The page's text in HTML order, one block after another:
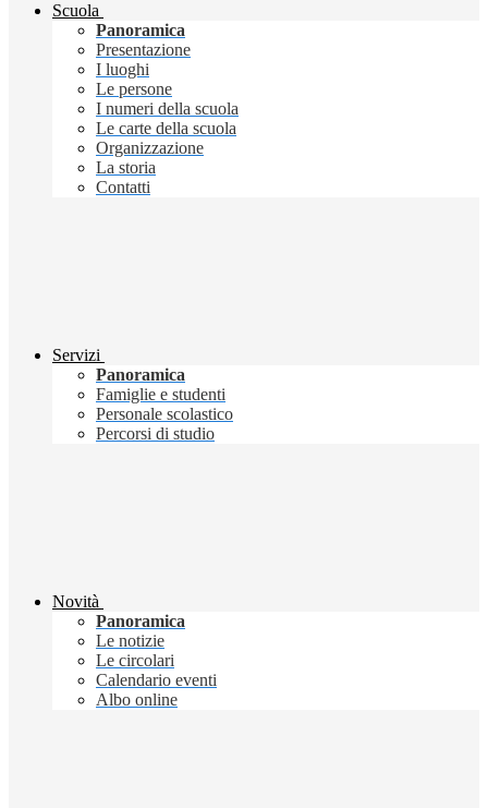
Scuola
Panoramica
Presentazione
I luoghi
Le persone
I numeri della scuola
Le carte della scuola
Organizzazione
La storia
Contatti
Servizi
Panoramica
Famiglie e studenti
Personale scolastico
Percorsi di studio
Novità
Panoramica
Le notizie
Le circolari
Calendario eventi
Albo online